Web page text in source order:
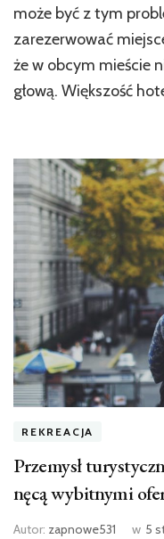
może być z tym
zarezerwować
że w obcym mieście
głową. Większość
REKREACJA
Przemysł
nęcą wybitnymi
Autor: zapnowe531 w 5